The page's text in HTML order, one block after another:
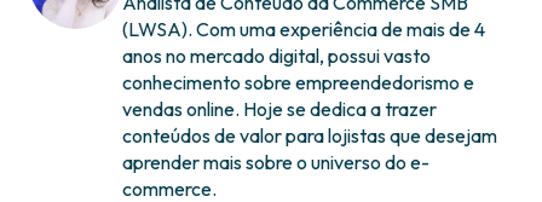
(LWSA). Com uma experiência de mais de 4
anos no mercado digital, possui vasto
conhecimento sobre empreendedorismo e
vendas online. Hoje se dedica a trazer
conteúdos de valor para lojistas que desejam
aprender mais sobre o universo do e-
commerce.